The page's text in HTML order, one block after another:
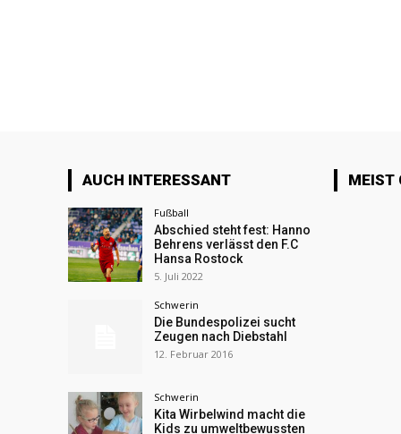
AUCH INTERESSANT
Fußball
Abschied steht fest: Hanno
Behrens verlässt den F.C
Hansa Rostock
5. Juli 2022
Schwerin
Die Bundespolizei sucht
Zeugen nach Diebstahl
12. Februar 2016
Schwerin
Kita Wirbelwind macht die
Kids zu umweltbewussten
MEIST